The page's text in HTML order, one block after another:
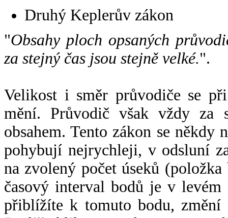
Druhý Keplerův zákon
"Obsahy ploch opsaných
za stejný čas jsou stejně velké.".
Velikost i směr průvodiče se
mění. Průvodič však vždy za
obsahem. Tento zákon se někdy
pohybují nejrychleji, v odsluní
na zvolený počet úseků
časový interval bodů je v
přiblížíte k tomuto bodu,